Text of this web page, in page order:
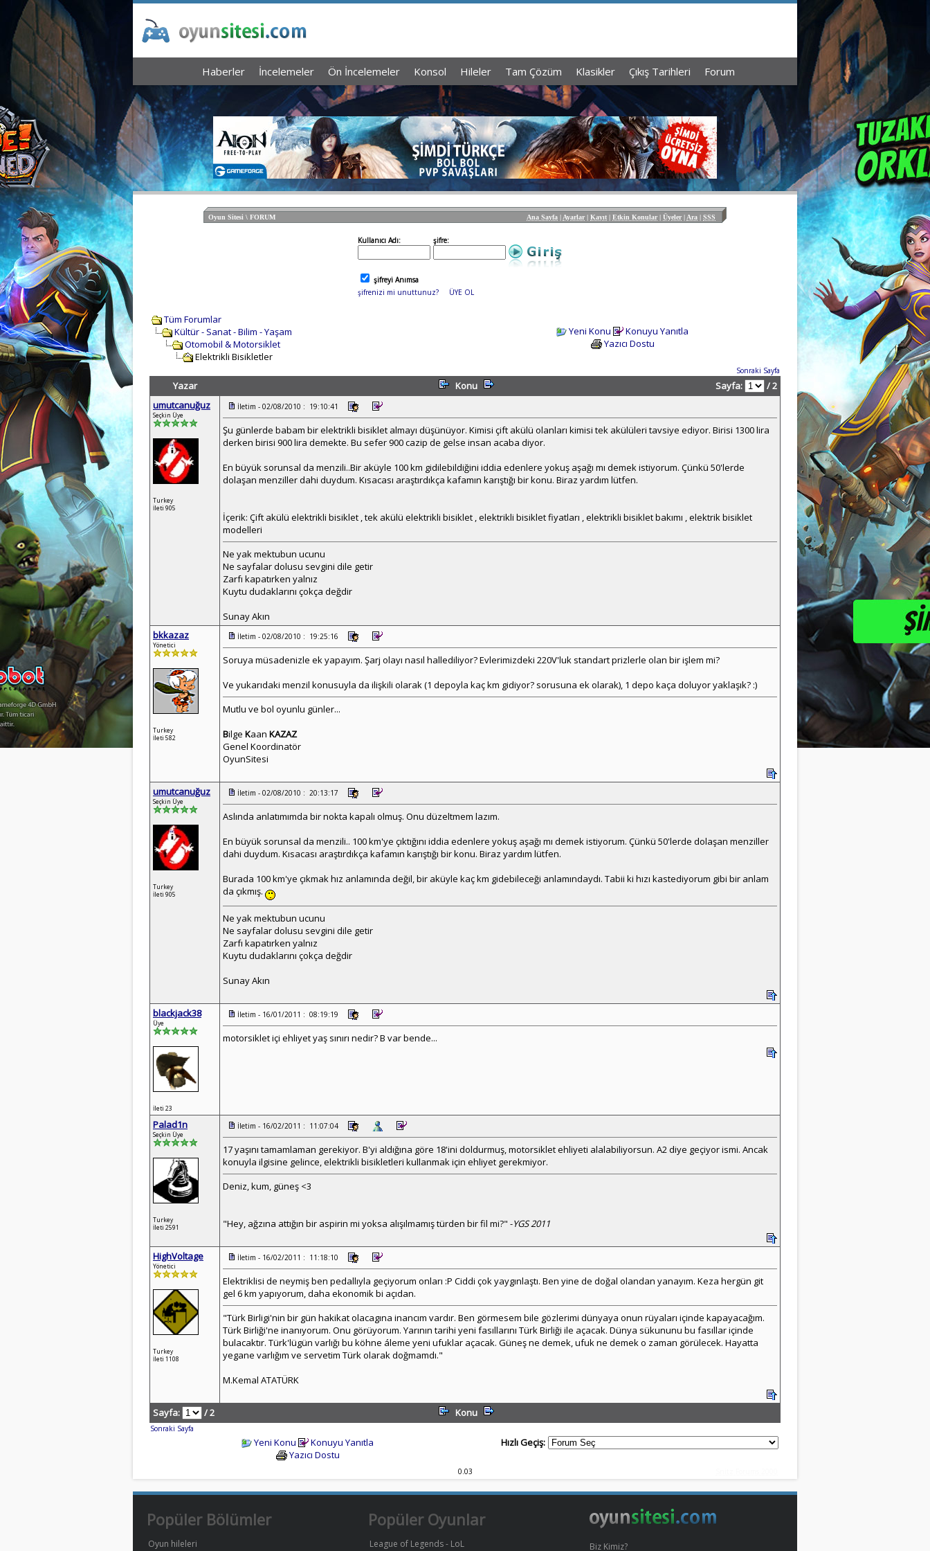
Haberler İncelemeler Ön İncelemeler Konsol Hileler Tam Çözüm Klasikler Çıkış Tarihleri Forum
Oyun Sitesi \ FORUM Ana Sayfa | Ayarlar | Kayıt | Etkin Konular | Üyeler | Ara | SSS
Kullanıcı Adı: şifre:
şifreyi Anımsa
şifrenizi mi unuttunuz?
ÜYE OL
Tüm Forumlar
Kültür - Sanat - Bilim - Yaşam
Otomobil & Motorsiklet
Elektrikli Bisikletler
Yeni Konu
Konuyu Yanıtla
Yazıcı Dostu
Sonraki Sayfa
Yazar Konu Sayfa:
/ 2
umutcanuğuz
Seçkin Üye
Turkey
İleti 905
İletim - 02/08/2010 : 19:10:41
Şu günlerde babam bir elektrikli bisiklet almayı düşünüyor. Kimisi çift akülü olanları kimisi tek akülüleri tavsiye ediyor. Birisi 1300 lira
derken birisi 900 lira demekte. Bu sefer 900 cazip de gelse insan acaba diyor.
En büyük sorunsal da menzili..Bir aküyle 100 km gidilebildiğini iddia edenlere yokuş aşağı mı demek istiyorum. Çünkü 50'lerde
dolaşan menziller dahi duydum. Kısacası araştırdıkça kafamın karıştığı bir konu. Biraz yardım lütfen.
İçerik: Çift akülü elektrikli bisiklet , tek akülü elektrikli bisiklet , elektrikli bisiklet fiyatları , elektrikli bisiklet bakımı , elektrik bisiklet
modelleri
Ne yak mektubun ucunu
Ne sayfalar dolusu sevgini dile getir
Zarfı kapatırken yalnız
Kuytu dudaklarını çokça değdir
Sunay Akın
bkkazaz
Yönetici
Turkey
İleti 582
İletim - 02/08/2010 : 19:25:16
Soruya müsadenizle ek yapayım. Şarj olayı nasıl hallediliyor? Evlerimizdeki 220V'luk standart prizlerle olan bir işlem mi?
Ve yukarıdaki menzil konusuyla da ilişkili olarak (1 depoyla kaç km gidiyor? sorusuna ek olarak), 1 depo kaça doluyor yaklaşık? :)
Mutlu ve bol oyunlu günler...
Bilge Kaan KAZAZ
Genel Koordinatör
OyunSitesi
umutcanuğuz
Seçkin Üye
Turkey
İleti 905
İletim - 02/08/2010 : 20:13:17
Aslında anlatımımda bir nokta kapalı olmuş. Onu düzeltmem lazım.
En büyük sorunsal da menzili.. 100 km'ye çıktığını iddia edenlere yokuş aşağı mı demek istiyorum. Çünkü 50'lerde dolaşan menziller
dahi duydum. Kısacası araştırdıkça kafamın karıştığı bir konu. Biraz yardım lütfen.
Burada 100 km'ye çıkmak hız anlamında değil, bir aküyle kaç km gidebileceği anlamındaydı. Tabii ki hızı kastediyorum gibi bir anlam
da çıkmış.
Ne yak mektubun ucunu
Ne sayfalar dolusu sevgini dile getir
Zarfı kapatırken yalnız
Kuytu dudaklarını çokça değdir
Sunay Akın
blackjack38
Üye
İleti 23
İletim - 16/01/2011 : 08:19:19
motorsiklet içi ehliyet yaş sınırı nedir? B var bende...
Palad1n
Seçkin Üye
Turkey
İleti 2591
İletim - 16/02/2011 : 11:07:04
17 yaşını tamamlaman gerekiyor. B'yi aldığına göre 18'ini doldurmuş, motorsiklet ehliyeti alalabiliyorsun. A2 diye geçiyor ismi. Ancak
konuyla ilgisine gelince, elektrikli bisikletleri kullanmak için ehliyet gerekmiyor.
Deniz, kum, güneş <3
"Hey, ağzına attığın bir aspirin mi yoksa alışılmamış türden bir fil mi?" -YGS 2011
HighVoltage
Yönetici
Turkey
İleti 1108
İletim - 16/02/2011 : 11:18:10
Elektriklisi de neymiş ben pedallıyla geçiyorum onları :P Ciddi çok yaygınlaştı. Ben yine de doğal olandan yanayım. Keza hergün git
gel 6 km yapıyorum, daha ekonomik bi açıdan.
"Türk Birligi'nin bir gün hakikat olacagına inancım vardır. Ben görmesem bile gözlerimi dünyaya onun rüyaları içinde kapayacağım.
Türk Birliği'ne inanıyorum. Onu görüyorum. Yarının tarihi yeni fasıllarını Türk Birliği ile açacak. Dünya sükununu bu fasıllar içinde
bulacaktır. Türk'lügün varlığı bu köhne áleme yeni ufuklar açacak. Güneş ne demek, ufuk ne demek o zaman görülecek. Hayatta
yegane varlığım ve servetim Türk olarak doğmamdı."
M.Kemal ATATÜRK
Sayfa: / 2 Konu
Sonraki Sayfa
Yeni Konu
Konuyu Yanıtla
Yazıcı Dostu
Hızlı Geçiş:
0.03
Popüler Bölümler
Oyun hileleri
Popüler Oyunlar
League of Legends - LoL
Biz Kimiz?